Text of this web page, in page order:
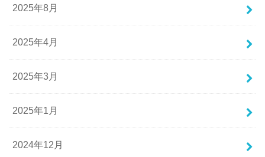
2025年8月
2025年4月
2025年3月
2025年1月
2024年12月